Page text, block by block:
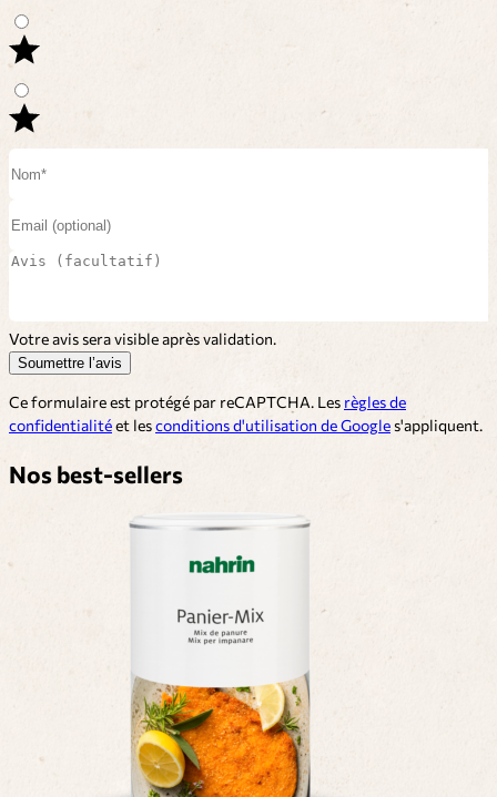
Votre avis sera visible après validation.
Soumettre l’avis
Ce formulaire est protégé par reCAPTCHA. Les règles de
confidentialitéet lesconditions d'utilisation de Google s'appliquent.
Nos best-sellers